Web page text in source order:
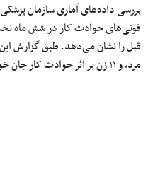
مرد، و ۱۱ زن بر اثر حوادث کار جان خود را از دست داده‌اند.